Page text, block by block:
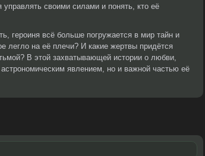
управлять своими силами и понять, кто её
героиня всё больше погружается в мир тайн и
легло на её плечи? И какие жертвы придётся
В этой захватывающей истории о любви,
явлением, но и важной частью её